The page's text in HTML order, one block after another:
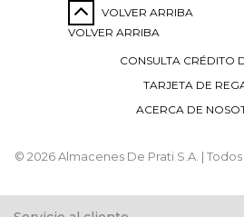
VOLVER ARRIBA
VOLVER ARRIBA
CONSULTA CRÉDITO
TARJETA DE
ACERCA DE
© 2026 Almacenes De Prati S.A. |